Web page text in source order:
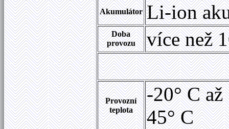
Akumulátor Li-ion
Doba
provozu
více než
Provozní
teplota
-20° C
45° C